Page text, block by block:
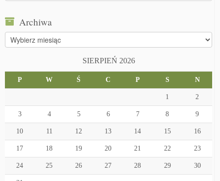
Archiwa
Archiwa
SIERPIEŃ 2026
P W Ś C P S N
1 2
3 4 5 6 7 8 9
10 11 12 13 14 15 16
17 18 19 20 21 22 23
24 25 26 27 28 29 30